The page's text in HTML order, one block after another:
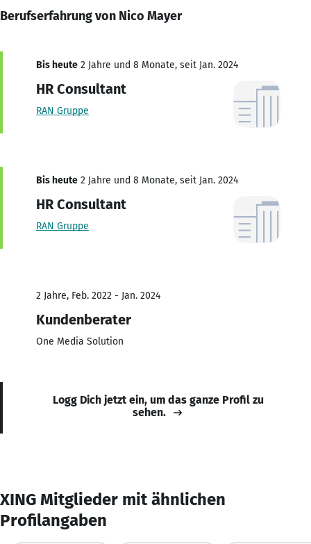
Berufserfahrung von Nico Mayer
Bis heute 2 Jahre und 8 Monate, seit Jan. 2024
HR Consultant
RAN Gruppe
Bis heute 2 Jahre und 8 Monate, seit Jan. 2024
HR Consultant
RAN Gruppe
2 Jahre, Feb. 2022 - Jan. 2024
Kundenberater
One Media Solution
Logg Dich jetzt ein, um das ganze Profil zu
sehen.
XING Mitglieder mit ähnlichen
Profilangaben